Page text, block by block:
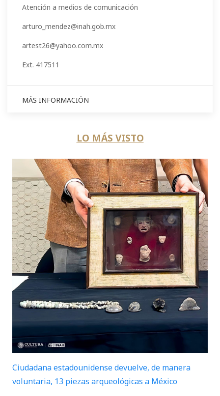
Atención a medios de comunicación
arturo_mendez@inah.gob.mx
artest26@yahoo.com.mx
Ext. 417511
MÁS INFORMACIÓN
LO MÁS VISTO
Ciudadana estadounidense devuelve, de manera
voluntaria, 13 piezas arqueológicas a México